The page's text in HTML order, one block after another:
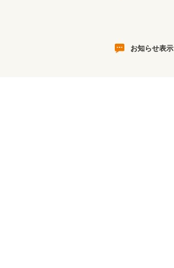
お知らせ表示